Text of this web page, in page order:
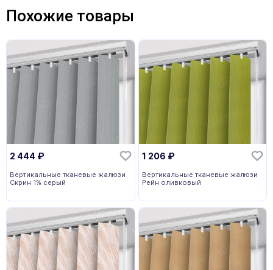
Похожие товары
2 444 ₽
Вертикальные тканевые жалюзи
Скрин 1% серый
1 206 ₽
Вертикальные тканевые жалюзи
Рейн оливковый